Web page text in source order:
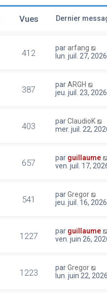
Vues Dernier
412 pararfang
lun. juil. 27,
387 parARGH
jeu. juil. 23,
403 parClaudioK
mer. juil. 22,
657 par guillaume
ven. juil. 17,
541 parGregor
jeu. juil. 16,
1227 par guillaume
ven. juin 26,
1223 parGregor
lun. juin 22,